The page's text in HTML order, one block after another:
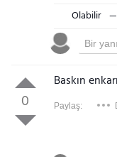
Olabilir
0
Baskın
Paylaş: